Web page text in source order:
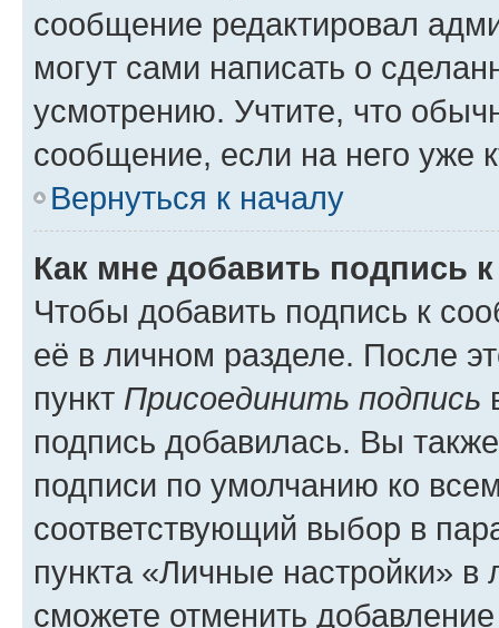
сообщение редактировал
могут сами написать о
усмотрению. Учтите, что
сообщение, если на него уже
Вернуться к началу
Как мне добавить подпись
Чтобы добавить подпись к
её в личном разделе. После
пункт Присоединить подпись
подпись добавилась. Вы
подписи по умолчанию ко
соответствующий выбор в
пункта «Личные настройки»
сможете отменить